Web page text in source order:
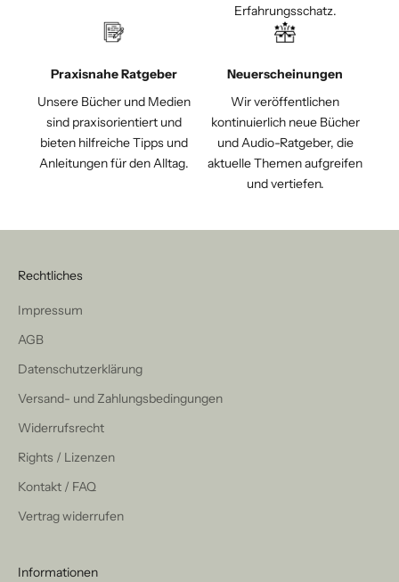
Erfahrungsschatz.
Praxisnahe Ratgeber
Unsere Bücher und Medien
sind praxisorientiert und
bieten hilfreiche Tipps und
Anleitungen für den Alltag.
Neuerscheinungen
Wir veröffentlichen
kontinuierlich neue Bücher
und Audio-Ratgeber, die
aktuelle Themen aufgreifen
und vertiefen.
Rechtliches
Impressum
AGB
Datenschutzerklärung
Versand- und Zahlungsbedingungen
Widerrufsrecht
Rights / Lizenzen
Kontakt / FAQ
Vertrag widerrufen
Informationen